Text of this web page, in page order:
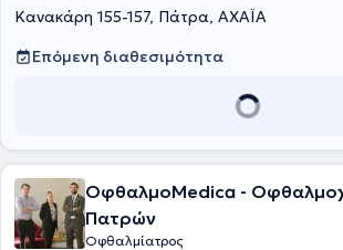
Κανακάρη 155-157, Πάτρα, ΑΧΑΪΑ
Επόμενη διαθεσιμότητα
ΟφθαλμοMedica -
Πατρών
Οφθαλμίατρος